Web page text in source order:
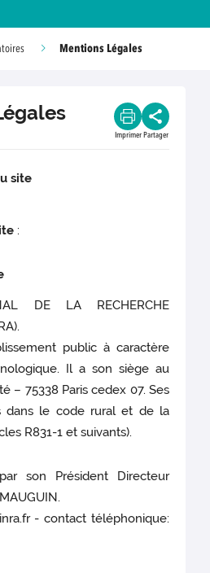
Mentions Légales
Imprimer Partager
site
:
DE LA RECHERCHE
public à caractère
Il a son siège au
– 75338 Paris cedex 07. Ses
dans le code rural et de la
R831-1 et suivants).
son Président Directeur
- contact téléphonique: